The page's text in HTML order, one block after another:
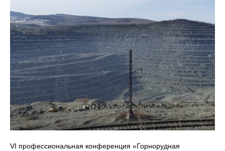
VI профессиональная конференция «Горнорудная